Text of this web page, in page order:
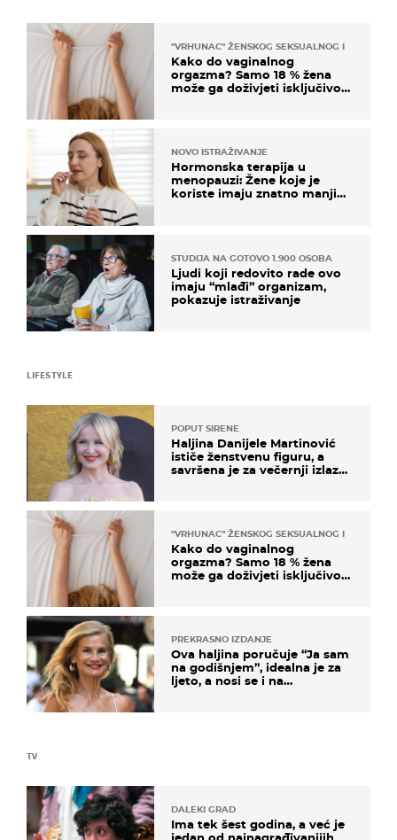
"VRHUNAC" ŽENSKOG SEKSUALNOG ISKUSTVA
Kako do vaginalnog
orgazma? Samo 18 % žena
može ga doživjeti isključivo
NOVO ISTRAŽIVANJE
Hormonska terapija u
menopauzi: Žene koje je
koriste imaju znatno manji
STUDIJA NA GOTOVO 1.900 OSOBA
Ljudi koji redovito rade ovo
imaju “mlađi” organizam,
pokazuje istraživanje
TV
DALEKI GRAD
Ima tek šest godina, a već je
LIFESTYLE
POPUT SIRENE
Haljina Danijele Martinović
ističe ženstvenu figuru, a
savršena je za večernji izlazak
"VRHUNAC" ŽENSKOG SEKSUALNOG ISKUSTVA
Kako do vaginalnog
orgazma? Samo 18 % žena
može ga doživjeti isključivo
PREKRASNO IZDANJE
Ova haljina poručuje “Ja sam
na godišnjem”, idealna je za
ljeto, a nosi se i na